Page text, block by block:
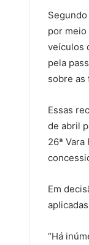
por
veículos
pela
sobre as
Essas
de abril
26ª
Em
“Há